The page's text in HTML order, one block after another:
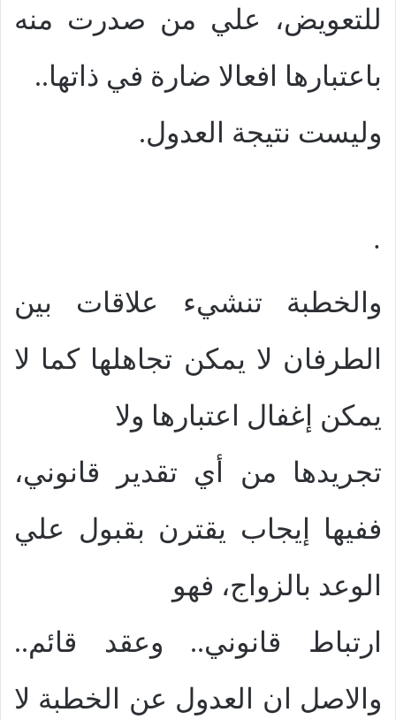
للتعويض، علي من صدرت منه
باعتبارها افعالا ضارة في ذاتها..
وليست نتيجة العدول.
·
والخطبة تنشيء علاقات بين
الطرفان لا يمكن تجاهلها كما لا
يمكن إغفال اعتبارها ولا
تجريدها من أي تقدير قانوني،
ففيها إيجاب يقترن بقبول علي
الوعد بالزواج، فهو
ارتباط قانوني.. وعقد قائم..
والاصل ان العدول عن الخطبة لا